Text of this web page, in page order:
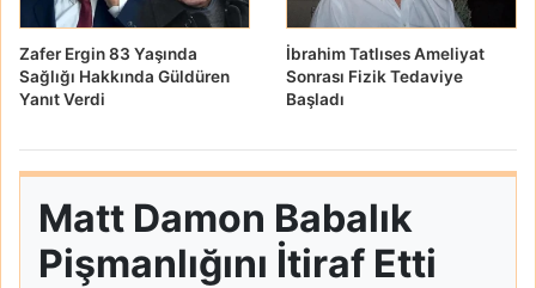
Zafer Ergin 83 Yaşında
Sağlığı Hakkında Güldüren
Yanıt Verdi
İbrahim Tatlıses Ameliyat
Sonrası Fizik Tedaviye
Başladı
Matt Damon Babalık
Pişmanlığını İtiraf Etti